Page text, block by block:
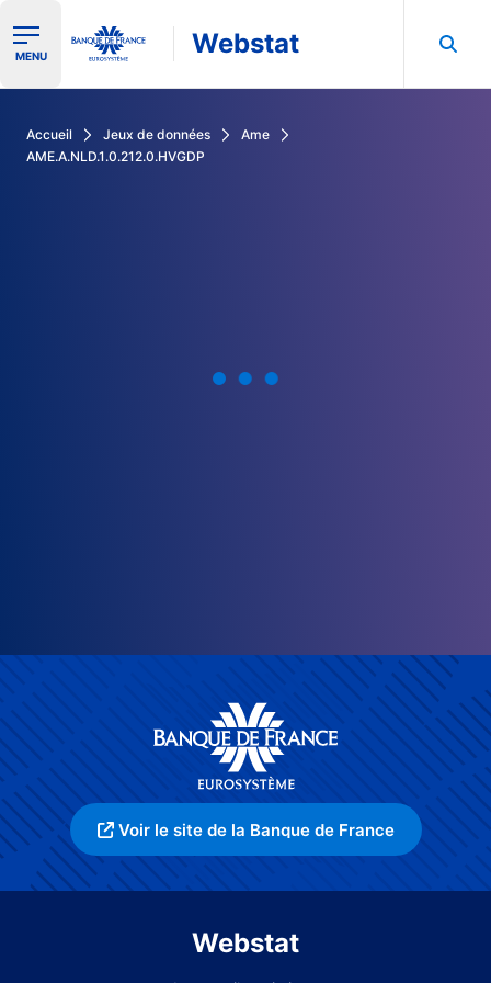
Ouvrir le menu de navigation
MENU Webstat
Accueil Jeux de données
Ame
AME.A.NLD.1.0.212.0.HVGDP
Voir le site de la Banque de France
Webstat